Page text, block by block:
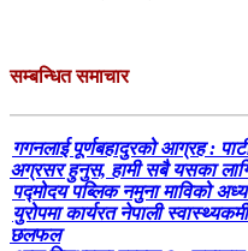
सम्बन्धित समाचार
गगनलाई पूर्णबहादुरको आग्रह :
अग्रसर हुनुस, हामी सबै यसका लागि
पद्मोदय पब्लिक नमुना माविको
युरोपमा कार्यरत नेपाली
छलफल